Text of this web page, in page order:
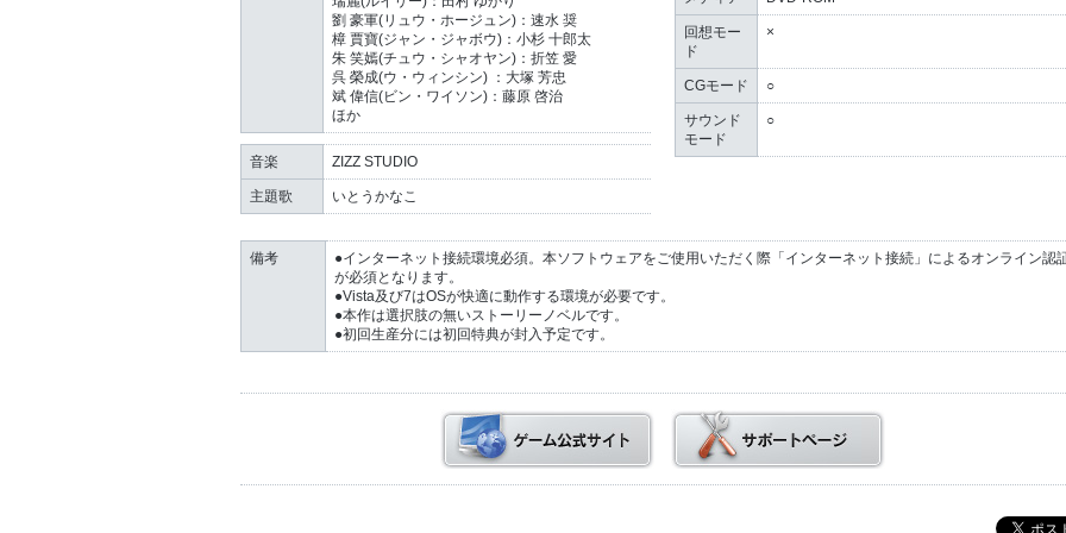
劉 豪軍(リュウ・ホージュン)：速水 奨
樟 賈寶(ジャン・ジャボウ)：小杉 十郎太
朱 笑嫣(チュウ・シャオヤン)：折笠 愛
呉 榮成(ウ・ウィンシン) ：大塚 芳忠
斌 偉信(ビン・ワイソン)：藤原 啓治
ほか
音楽 ZIZZ STUDIO
主題歌 いとうかなこ
回想モー
ド
×
CGモード ○
サウンド
モード
○
備考
●インターネット接続環境必須。本ソフトウェアをご使用いただく際「インターネット接続」によるオンライン認
が必須となります。
●Vista及び7はOSが快適に動作する環境が必要です。
●本作は選択肢の無いストーリーノベルです。
●初回生産分には初回特典が封入予定です。